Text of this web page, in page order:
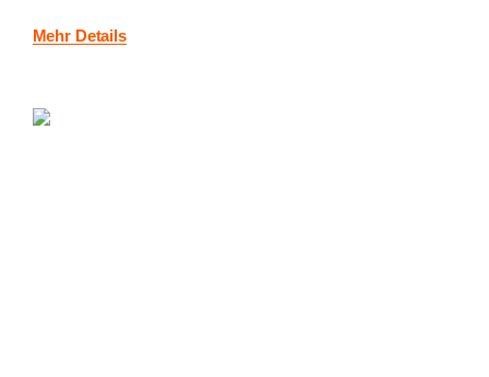
Mehr Details